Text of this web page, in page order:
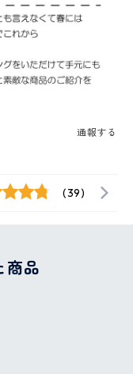
通報する
(39)
商品